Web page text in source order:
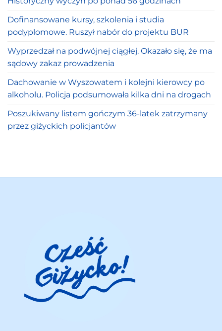
Dofinansowane kursy, szkolenia i studia
podyplomowe. Ruszył nabór do projektu BUR
Wyprzedzał na podwójnej ciągłej. Okazało się, że ma
sądowy zakaz prowadzenia
Dachowanie w Wyszowatem i kolejni kierowcy po
alkoholu. Policja podsumowała kilka dni na drogach
Poszukiwany listem gończym 36-latek zatrzymany
przez giżyckich policjantów